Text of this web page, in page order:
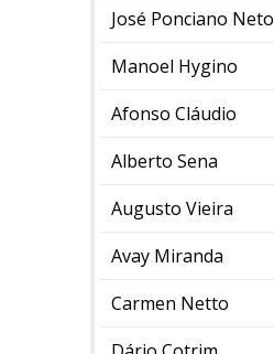
José Ponciano Neto
Manoel Hygino
Afonso Cláudio
Alberto Sena
Augusto Vieira
Avay Miranda
Carmen Netto